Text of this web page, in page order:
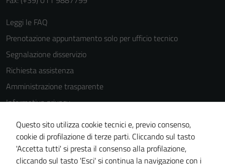
Leggi le FAQ
Prenotazione appuntamento solo per ufficio tecnico
Segnalazione disservizio
Richiesta assistenza
Amministrazione trasparente
Informativa privacy
Cookie Policy
Note legali
Dichiarazione di accessibilità
Questo sito utilizza cookie tecnici e, previo consenso,
cookie di profilazione di terze parti. Cliccando sul tasto
'Accetta tutti' si presta il consenso alla profilazione,
cliccando sul tasto 'Esci' si continua la navigazione con i